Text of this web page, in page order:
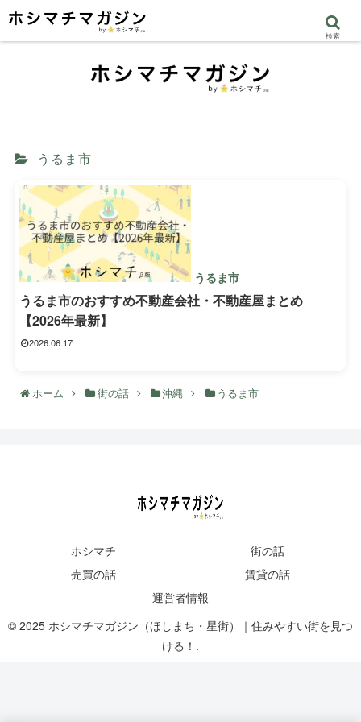
うるま市
うるま市
うるま市のおすすめ不動産会社・不動産屋まとめ
【2026年最新】
2026.06.17
ホーム 街の話 沖縄 うるま市
ホシマチ
街の話
売買の話
賃貸の話
運営者情報
© 2025 ホシマチマガジン（ほしまち・星街）｜住みやすい街を見つ
ける！.
検索